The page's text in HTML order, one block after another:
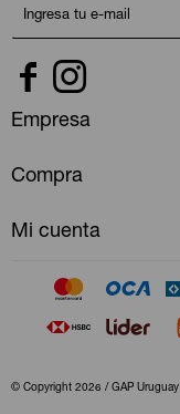
 
Empresa
Compra
Mi cuenta
© Copyright 2026 / GAP Uruguay